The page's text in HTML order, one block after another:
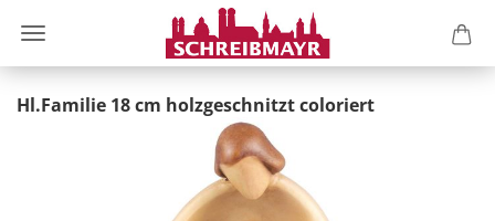
Hl.Familie 18 cm holzgeschnitzt coloriert